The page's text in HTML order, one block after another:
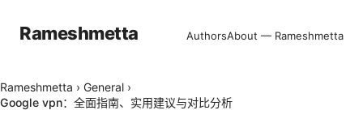
Rameshmetta AuthorsAbout — Rameshmetta
Rameshmetta › General ›
Google vpn：全面指南、实用建议与对比分析